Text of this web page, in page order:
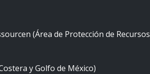
(Área de Protección de Recursos
y Golfo de México)